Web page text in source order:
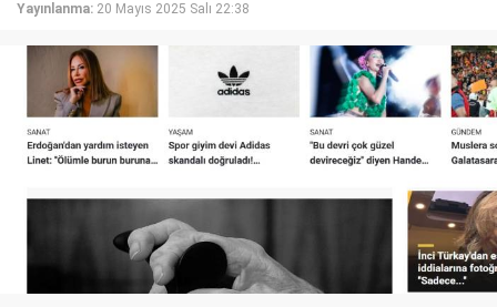
Yayınlanma: 20 Mayıs 2025 Salı 22:38